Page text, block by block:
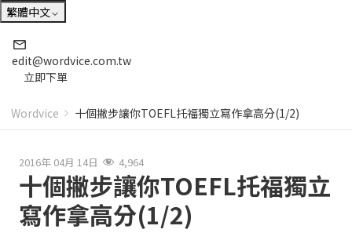
繁體中文
edit@wordvice.com.tw
立即下單
Wordvice 十個撇步讓你TOEFL托福獨立寫作拿高分(1/2)
2016年 04月 14日 4,964
十個撇步讓你TOEFL托福獨立
寫作拿高分(1/2)